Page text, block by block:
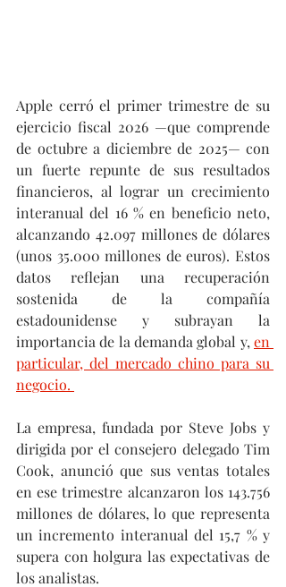
Apple cerró el primer trimestre de su
ejercicio fiscal 2026 —que comprende
de octubre a diciembre de 2025— con
un fuerte repunte de sus resultados
financieros, al lograr un crecimiento
interanual del 16 % en beneficio neto,
alcanzando 42.097 millones de dólares
(unos 35.000 millones de euros). Estos
datos reflejan una recuperación
sostenida de la compañía
estadounidense y subrayan la
importancia de la demanda global y, en
particular, del mercado chino para su
negocio.
La empresa, fundada por Steve Jobs y
dirigida por el consejero delegado Tim
Cook, anunció que sus ventas totales
en ese trimestre alcanzaron los 143.756
millones de dólares, lo que representa
un incremento interanual del 15,7 % y
supera con holgura las expectativas de
los analistas.